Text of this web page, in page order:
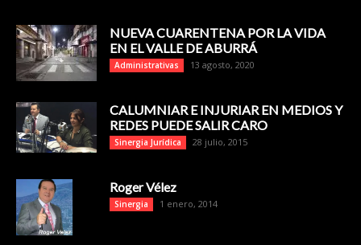
NUEVA CUARENTENA POR LA VIDA
EN EL VALLE DE ABURRÁ
Administrativas 13 agosto, 2020
CALUMNIAR E INJURIAR EN MEDIOS Y
REDES PUEDE SALIR CARO
Sinergia Jurídica 28 julio, 2015
Roger Vélez
Sinergia 1 enero, 2014